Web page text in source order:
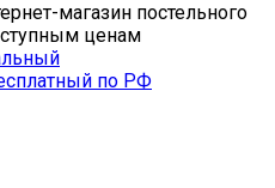
магазин постельного
ценам
по РФ